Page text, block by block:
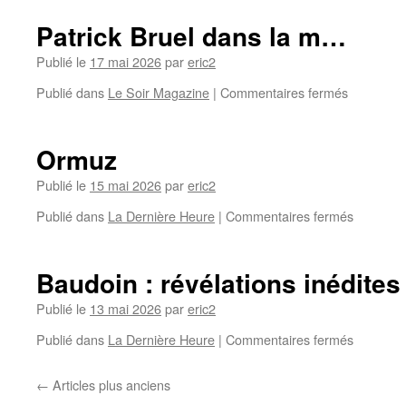
Patrick Bruel dans la m…
Publié le 17 mai 2026pareric2
Publié dans Le Soir Magazine | Commentaires fermés
Ormuz
Publié le 15 mai 2026pareric2
Publié dans La Dernière Heure | Commentaires fermés
Baudoin : révélations inédites
Publié le 13 mai 2026pareric2
Publié dans La Dernière Heure | Commentaires fermés
← Articles plus anciens